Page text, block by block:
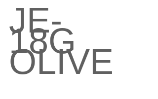
JE-
18G
OLIVE